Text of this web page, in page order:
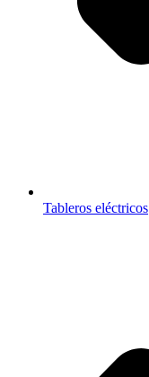
Tableros eléctricos